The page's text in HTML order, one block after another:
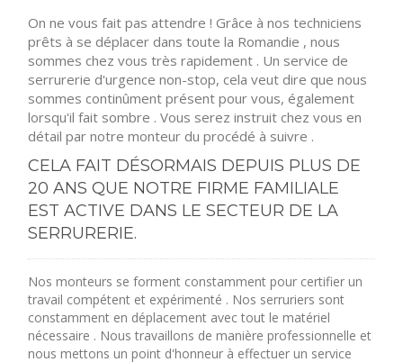
On ne vous fait pas attendre ! Grâce à nos techniciens
prêts à se déplacer dans toute la Romandie , nous
sommes chez vous très rapidement . Un service de
serrurerie d'urgence non-stop, cela veut dire que nous
sommes continûment présent pour vous, également
lorsqu'il fait sombre . Vous serez instruit chez vous en
détail par notre monteur du procédé à suivre .
CELA FAIT DÉSORMAIS DEPUIS PLUS DE
20 ANS QUE NOTRE FIRME FAMILIALE
EST ACTIVE DANS LE SECTEUR DE LA
SERRURERIE.
Nos monteurs se forment constamment pour certifier un
travail compétent et expérimenté . Nos serruriers sont
constamment en déplacement avec tout le matériel
nécessaire . Nous travaillons de manière professionnelle et
nous mettons un point d'honneur à effectuer un service